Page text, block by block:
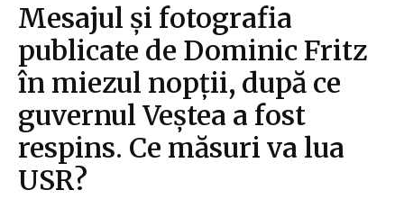
Mesajul și fotografia
publicate de Dominic Fritz
în miezul nopții, după ce
guvernul Veștea a fost
respins. Ce măsuri va lua
USR?